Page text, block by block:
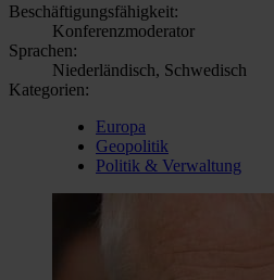
Beschäftigungsfähigkeit:
Konferenzmoderator
Sprachen:
Niederländisch, Schwedisch
Kategorien:
Europa
Geopolitik
Politik & Verwaltung